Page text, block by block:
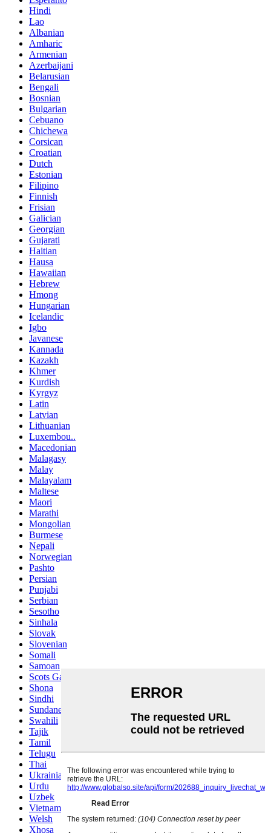
Hindi
Lao
Albanian
Amharic
Armenian
Azerbaijani
Belarusian
Bengali
Bosnian
Bulgarian
Cebuano
Chichewa
Corsican
Croatian
Dutch
Estonian
Filipino
Finnish
Frisian
Galician
Georgian
Gujarati
Haitian
Hausa
Hawaiian
Hebrew
Hmong
Hungarian
Icelandic
Igbo
Javanese
Kannada
Kazakh
Khmer
Kurdish
Kyrgyz
Latin
Latvian
Lithuanian
Luxembou..
Macedonian
Malagasy
Malay
Malayalam
Maltese
Maori
Marathi
Mongolian
Burmese
Nepali
Norwegian
Pashto
Persian
Punjabi
Serbian
Sesotho
Sinhala
Slovak
Slovenian
Somali
Samoan
Scots Gaelic
Shona
Sindhi
Sundanese
Swahili
Tajik
Tamil
Telugu
Thai
Ukrainian
Urdu
Uzbek
Vietnamese
Welsh
Xhosa